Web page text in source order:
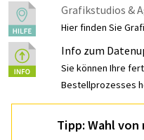
Grafikstudios &
Hier finden Sie
Info zum
Sie können Ihre
Bestellprozesses
Tipp: Wahl